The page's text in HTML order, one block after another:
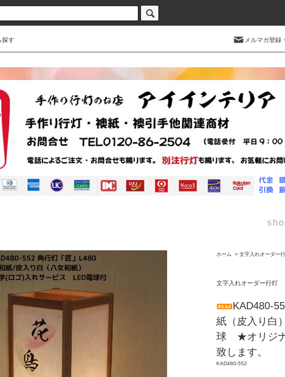
探す メルマガ登録
ホーム > 文字入れオーダー
文字入れオーダー行灯
KAD480-
紙（皮入り白
球 ★オリジナ
致します。
KAD480-552